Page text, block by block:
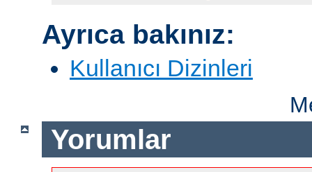
Ayrıca bakınız:
Kullanıcı Dizinleri
Yorumlar